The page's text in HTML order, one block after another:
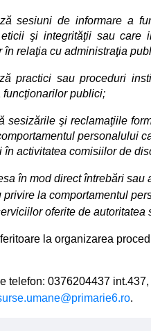
sesiuni de informare a
şi integrităţii sau care
în relaţia cu administraţia
practici sau proceduri
funcţionarilor publici;
sesizările şi reclamaţiile
personalului
în activitatea comisiilor de
în mod direct întrebări
privire la comportamentul
oferite de autoritatea
la organizarea
telefon: 0376204437
.